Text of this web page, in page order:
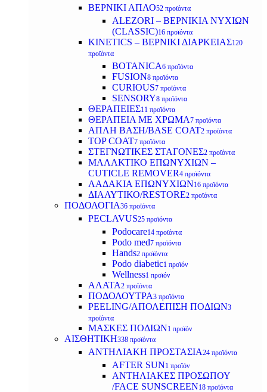
ΒΕΡΝΙΚΙ ΑΠΛΟ52 προϊόντα
ALEZORI – ΒΕΡΝΙΚΙΑ ΝΥΧΙΩΝ
(CLASSIC)16 προϊόντα
KINETICS – ΒΕΡΝΙΚΙ ΔΙΑΡΚΕΙΑΣ120
προϊόντα
BOTANICA6 προϊόντα
FUSION8 προϊόντα
CURIOUS7 προϊόντα
SENSORY8 προϊόντα
ΘΕΡΑΠΕΙΕΣ11 προϊόντα
ΘΕΡΑΠΕΙΑ ΜΕ ΧΡΩΜΑ7 προϊόντα
ΑΠΛΗ ΒΑΣΗ/BASE COAT2 προϊόντα
TOP COAT7 προϊόντα
ΣΤΕΓΝΩΤΙΚΕΣ ΣΤΑΓΟΝΕΣ2 προϊόντα
ΜΑΛΑΚΤΙΚΟ ΕΠΩΝΥΧΙΩΝ –
CUTICLE REMOVER4 προϊόντα
ΛΑΔΑΚΙΑ ΕΠΩΝΥΧΙΩΝ16 προϊόντα
ΔΙΑΛΥΤΙΚΟ/RESTORE2 προϊόντα
ΠΟΔΟΛΟΓΙΑ36 προϊόντα
PECLAVUS25 προϊόντα
Podocare14 προϊόντα
Podo med7 προϊόντα
Hands2 προϊόντα
Podo diabetic1 προϊόν
Wellness1 προϊόν
ΑΛΑΤΑ2 προϊόντα
ΠΟΔΟΛΟΥΤΡΑ3 προϊόντα
PEELING/ΑΠΟΛΕΠΙΣΗ ΠΟΔΙΩΝ3
προϊόντα
ΜΑΣΚΕΣ ΠΟΔΙΩΝ1 προϊόν
ΑΙΣΘΗΤΙΚΗ338 προϊόντα
ΑΝΤΗΛΙΑΚΗ ΠΡΟΣΤΑΣΙΑ24 προϊόντα
AFTER SUN1 προϊόν
ΑΝΤΗΛΙΑΚΕΣ ΠΡΟΣΩΠΟΥ
/FACE SUNSCREEN18 προϊόντα